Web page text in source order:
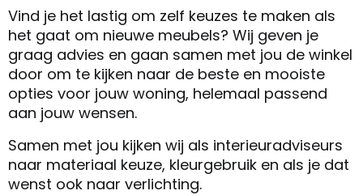
Vind je het lastig om zelf keuzes te maken als
het gaat om nieuwe meubels? Wij geven je
graag advies en gaan samen met jou de winkel
door om te kijken naar de beste en mooiste
opties voor jouw woning, helemaal passend
aan jouw wensen.
Samen met jou kijken wij als interieuradviseurs
naar materiaal keuze, kleurgebruik en als je dat
wenst ook naar verlichting.